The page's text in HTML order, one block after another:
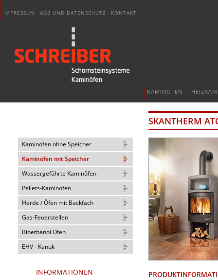
IMPRESSUM AGB UND DATENSCHUTZ KONTAKT
KAMINÖFEN
Kaminöfen ohne Speicher
Kaminöfen mit Speicher
Wassergeführte Kaminöfen
Pellets-Kaminöfen
Herde / Öfen mit Backfach
Gas-Feuerstellen
Bioethanol Öfen
EHV - Kanuk
SKANTHERM
INFORMATIONEN